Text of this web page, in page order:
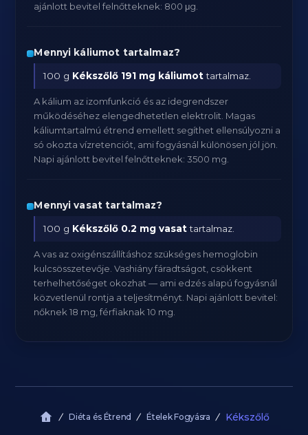
ajánlott bevitel felnőtteknek: 800 μg.
Mennyi káliumot tartalmaz?
100 g Kékszőlő 191 mg káliumottartalmaz.
A kálium az izomfunkció és az idegrendszer
működéséhez elengedhetetlen elektrolit. Magas
káliumtartalmú étrend emellett segíthet ellensúlyozni a
só okozta vízretenciót, ami fogyásnál különösen jól jön.
Napi ajánlott bevitel felnőtteknek: 3500 mg.
Mennyi vasat tartalmaz?
100 g Kékszőlő 0.2 mg vasattartalmaz.
A vas az oxigénszállításhoz szükséges hemoglobin
kulcsösszetevője. Vashiány fáradtságot, csökkent
terhelhetőséget okozhat — ami edzés alapú fogyásnál
közvetlenül rontja a teljesítményt. Napi ajánlott bevitel:
nőknek 18 mg, férfiaknak 10 mg.
Diéta és Étrend Ételek Fogyásra Kékszőlő